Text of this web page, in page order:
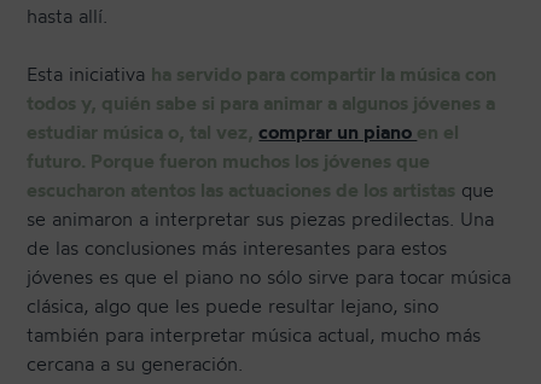
hasta allí.
Esta iniciativa ha servido para compartir la música con
todos y, quién sabe si para animar a algunos jóvenes a
estudiar música o, tal vez,comprar un piano en el
futuro. Porque fueron muchos los jóvenes que
escucharon atentos las actuaciones de los artistas que
se animaron a interpretar sus piezas predilectas. Una
de las conclusiones más interesantes para estos
jóvenes es que el piano no sólo sirve para tocar música
clásica, algo que les puede resultar lejano, sino
también para interpretar música actual, mucho más
cercana a su generación.